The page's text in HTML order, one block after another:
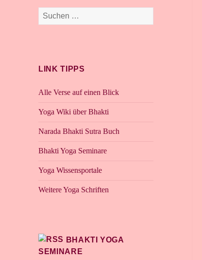
Suchen
nach:
LINK TIPPS
Alle Verse auf einen Blick
Yoga Wiki über Bhakti
Narada Bhakti Sutra Buch
Bhakti Yoga Seminare
Yoga Wissensportale
Weitere Yoga Schriften
BHAKTI YOGA
SEMINARE